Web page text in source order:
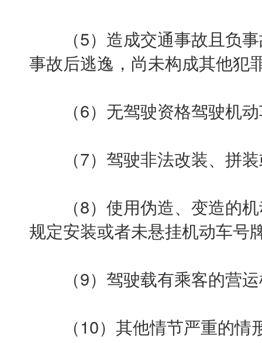
（5）造成交通事故且负事
事故后逃逸，尚未构成其他犯
（6）无驾驶资格驾驶机动
（7）驾驶非法改装、拼装
（8）使用伪造、变造的机
规定安装或者未悬挂机动车号
（9）驾驶载有乘客的营运
（10）其他情节严重的情